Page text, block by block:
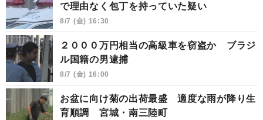
で理由なく包丁を持っていた疑い
8/7 (金) 16:30
２０００万円相当の高級車を窃盗か ブラジ
ル国籍の男逮捕
8/7 (金) 16:00
お盆に向け菊の出荷最盛 適度な雨が降り生
育順調 宮城・南三陸町